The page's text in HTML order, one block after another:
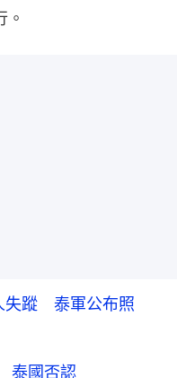
失蹤 泰軍公布照
泰國否認